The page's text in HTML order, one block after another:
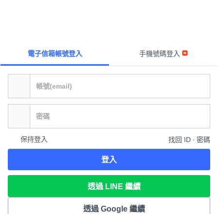
電子信箱帳號登入 手機號碼登入
保持登入 找回 ID ∙ 密碼
登入
透過 LINE 繼續
透過 Google 繼續